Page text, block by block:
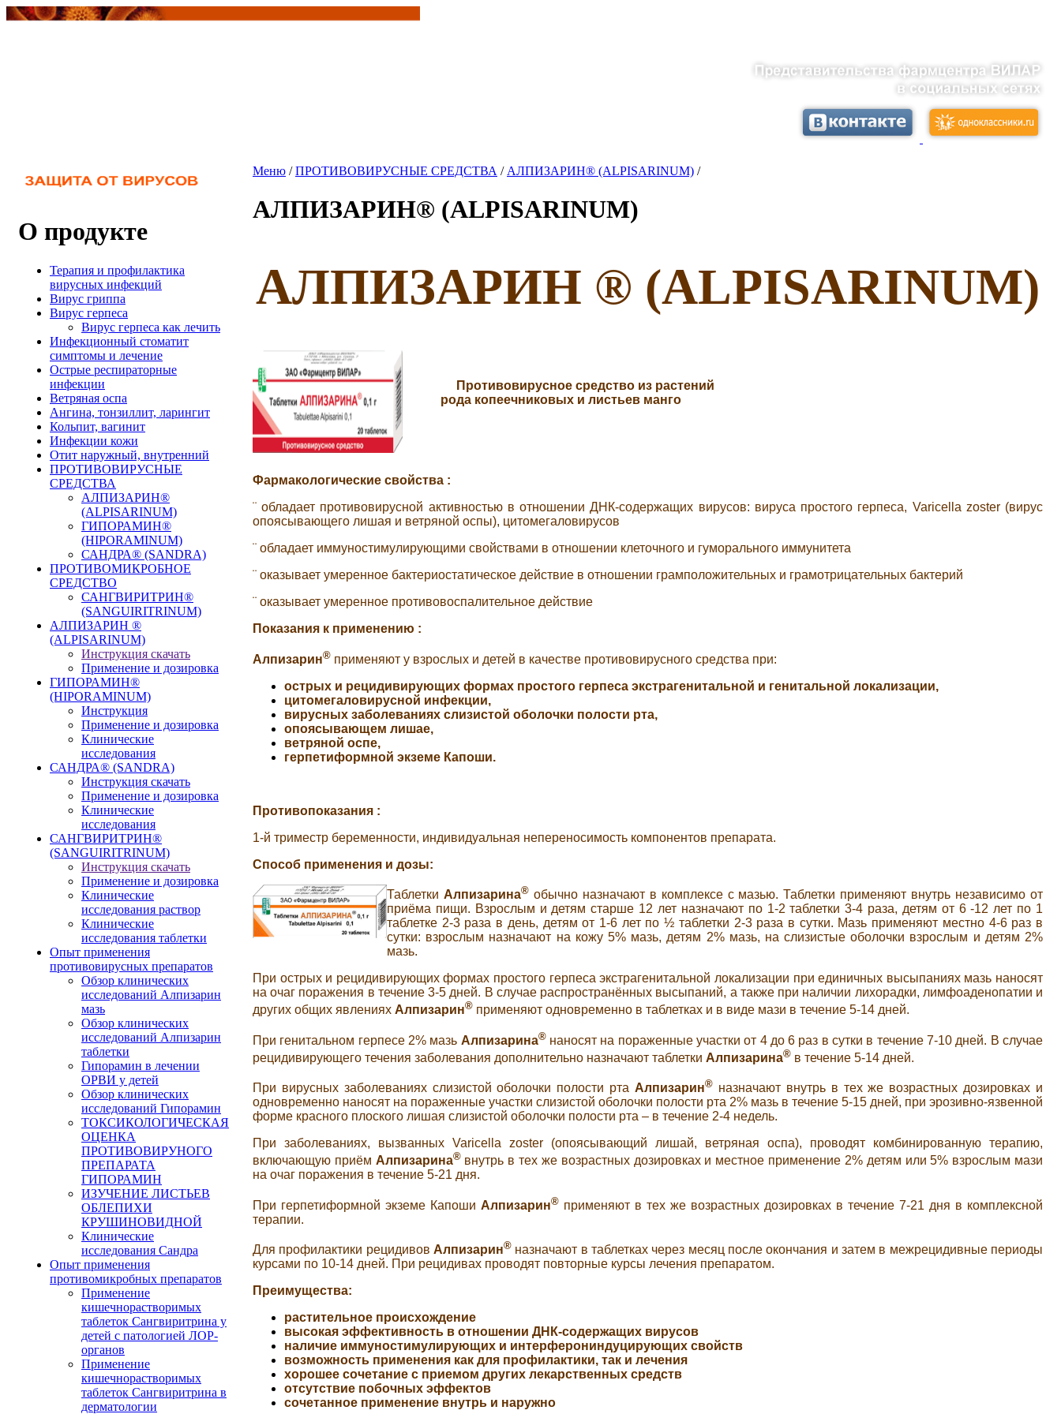
О продукте
Терапия и профилактика
вирусных инфекций
Вирус гриппа
Вирус герпеса
Вирус герпеса как лечить
Инфекционный стоматит
симптомы и лечение
Острые респираторные
инфекции
Ветряная оспа
Ангина, тонзиллит, ларингит
Кольпит, вагинит
Инфекции кожи
Отит наружный, внутренний
ПРОТИВОВИРУСНЫЕ
СРЕДСТВА
АЛПИЗАРИН®
(ALPISARINUM)
ГИПОРАМИН®
(HIPORAMINUM)
САНДРА® (SANDRA)
ПРОТИВОМИКРОБНОЕ
СРЕДСТВО
САНГВИРИТРИН®
(SANGUIRITRINUM)
АЛПИЗАРИН ®
(ALPISARINUM)
Инструкция скачать
Применение и дозировка
ГИПОРАМИН®
(HIPORAMINUM)
Инструкция
Применение и дозировка
Клинические
исследования
САНДРА® (SANDRA)
Инструкция скачать
Применение и дозировка
Клинические
исследования
САНГВИРИТРИН®
(SANGUIRITRINUM)
Инструкция скачать
Применение и дозировка
Клинические
исследования раствор
Клинические
исследования таблетки
Опыт применения
противовирусных препаратов
Обзор клинических
исследований Алпизарин
мазь
Обзор клинических
исследований Алпизарин
таблетки
Гипорамин в лечении
ОРВИ у детей
Обзор клинических
исследований Гипорамин
ТОКСИКОЛОГИЧЕСКАЯ
ОЦЕНКА
ПРОТИВОВИРУНОГО
ПРЕПАРАТА
ГИПОРАМИН
ИЗУЧЕНИЕ ЛИСТЬЕВ
ОБЛЕПИХИ
КРУШИНОВИДНОЙ
Клинические
исследования Сандра
Опыт применения
противомикробных препаратов
Применение
кишечнорастворимых
таблеток Сангвиритрина у
детей с патологией ЛОР-
органов
Применение
кишечнорастворимых
таблеток Сангвиритрина в
дерматологии
Меню /ПРОТИВОВИРУСНЫЕ СРЕДСТВА / АЛПИЗАРИН® (ALPISARINUM) /
АЛПИЗАРИН® (ALPISARINUM)
АЛПИЗАРИН ® (ALPISARINUM)
Противовирусное средство из растений
рода копеечниковых и листьев манго
Фармакологические свойства :
¨обладает противовирусной активностью в отношении ДНК-содержащих вирусов: вируса простого герпеса, Varicella zoster(вирус
опоясывающего лишая и ветряной оспы), цитомегаловирусов
¨ обладает иммуностимулирующими свойствами в отношении клеточного и гуморального иммунитета
¨ оказывает умеренное бактериостатическое действие в отношении грамположительных и грамотрицательных бактерий
¨ оказывает умеренное противовоспалительное действие
Показания к применению :
Алпизарин® применяют у взрослых и детей в качестве противовирусного средства при:
острых и рецидивирующих формах простого герпеса экстрагенитальной и генитальной локализации,
цитомегаловирусной инфекции,
вирусных заболеваниях слизистой оболочки полости рта,
опоясывающем лишае,
ветряной оспе,
герпетиформной экземе Капоши.
Противопоказания :
1-й триместр беременности, индивидуальная непереносимость компонентов препарата.
Способ применения и дозы:
Таблетки Алпизарина® обычно назначают в комплексе с мазью. Таблетки применяют внутрь независимо от
приёма пищи. Взрослым и детям старше 12 лет назначают по 1-2 таблетки 3-4 раза, детям от 6 -12 лет по 1
таблетке 2-3 раза в день, детям от 1-6 лет по ½ таблетки 2-3 раза в сутки. Мазь применяют местно 4-6 раз в
сутки: взрослым назначают на кожу 5% мазь, детям 2% мазь, на слизистые оболочки взрослым и детям 2%
мазь.
При острых и рецидивирующих формах простого герпеса экстрагенитальной локализации при единичных высыпаниях мазь наносят
на очаг поражения в течение 3-5 дней. В случае распространённых высыпаний, а также при наличии лихорадки, лимфоаденопатии и
других общих явлениях Алпизарин® применяют одновременно в таблетках и в виде мази в течение 5-14 дней.
При генитальном герпесе 2% мазь Алпизарина® наносят на пораженные участки от 4 до 6 раз в сутки в течение 7-10 дней. В случае
рецидивирующего течения заболевания дополнительно назначают таблетки Алпизарина® в течение 5-14 дней.
При вирусных заболеваниях слизистой оболочки полости ртаАлпизарин® назначают внутрь в тех же возрастных дозировках и
одновременно наносят на пораженные участки слизистой оболочки полости рта 2% мазь в течение 5-15 дней, при эрозивно-язвенной
форме красного плоского лишая слизистой оболочки полости рта – в течение 2-4 недель.
При заболеваниях, вызванных Varicella zoster (опоясывающий лишай, ветряная оспа), проводят комбинированную терапию,
включающую приём Алпизарина® внутрь в тех же возрастных дозировках и местное применение 2% детям или 5% взрослым мази
на очаг поражения в течение 5-21 дня.
При герпетиформной экземе Капоши Алпизарин® применяют в тех же возрастных дозировках в течение 7-21 дня в комплексной
терапии.
Для профилактики рецидивов Алпизарин® назначают в таблетках через месяц после окончания и затем в межрецидивные периоды
курсами по 10-14 дней. При рецидивах проводят повторные курсы лечения препаратом.
Преимущества:
растительное происхождение
высокая эффективность в отношении ДНК-содержащих вирусов
наличие иммуностимулирующих и интерферониндуцирующих свойств
возможность применения как для профилактики, так и лечения
хорошее сочетание с приемом других лекарственных средств
отсутствие побочных эффектов
сочетанное применение внутрь и наружно